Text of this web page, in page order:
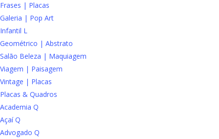
Frases | Placas
Galeria | Pop Art
Infantil L
Geométrico | Abstrato
Salão Beleza | Maquiagem
Viagem | Paisagem
Vintage | Placas
Placas & Quadros
Academia Q
Açaí Q
Advogado Q